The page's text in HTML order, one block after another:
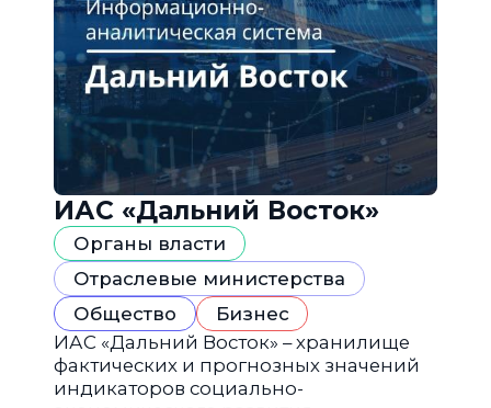
ИАС «Дальний Восток»
Органы власти
Отраслевые министерства
Общество
Бизнес
ИАС «Дальний Восток» – хранилище
фактических и прогнозных значений
индикаторов социально-